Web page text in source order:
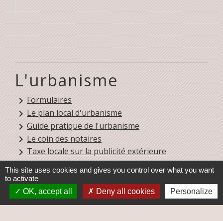
L'urbanisme
keyboard_arrow_right Formulaires
keyboard_arrow_right Le plan local d'urbanisme
keyboard_arrow_right Guide pratique de l'urbanisme
keyboard_arrow_right Le coin des notaires
keyboard_arrow_right Taxe locale sur la publicité extérieure
keyboard_arrow_rightCadastre
keyboard_arrow_rightTaxe d'aménagement
This site uses cookies and gives you control over what you want
to activate
OK, accept all
Deny all cookies Personalize